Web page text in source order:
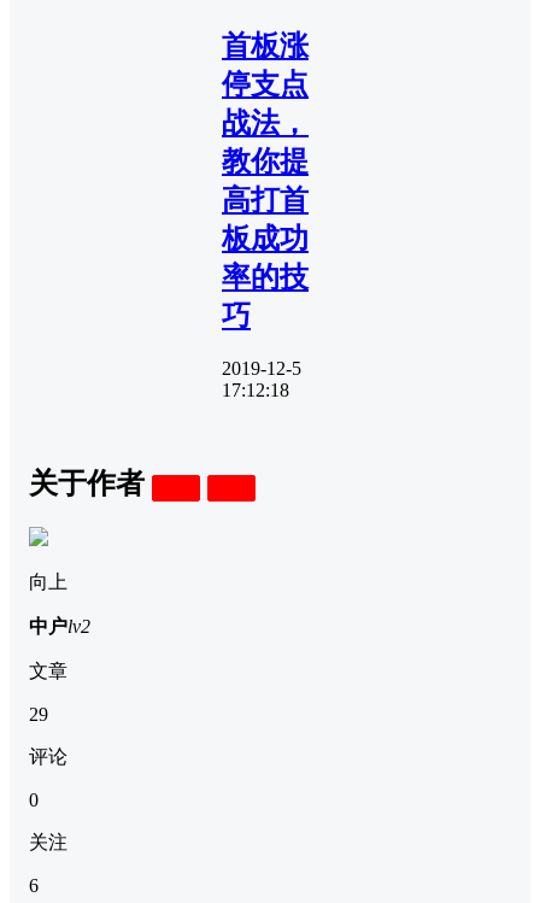
首板涨
停支点
战法，
教你提
高打首
板成功
率的技
巧
2019-12-5
17:12:18
关于作者
向上
中户lv2
文章
29
评论
0
关注
6